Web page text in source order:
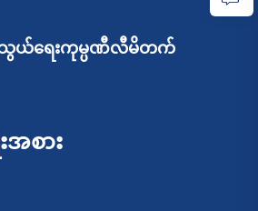
ယ်ရေးကုမ္ပဏီလီမိတက်
စား